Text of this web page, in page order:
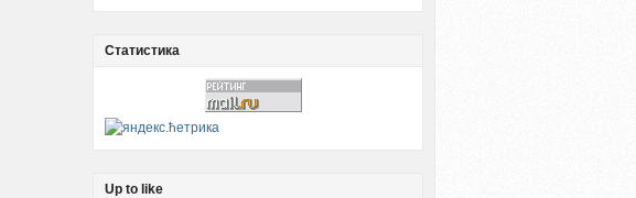
Статистика
Up to like